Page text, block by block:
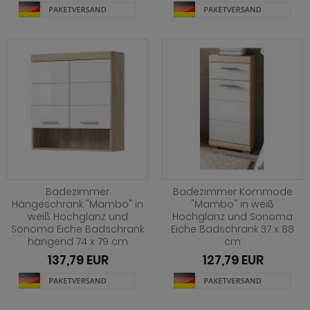
Badezimmer
Hängeschrank "Mambo" in
weiß Hochglanz und
Sonoma Eiche Badschrank
hängend 74 x 79 cm
137,79 EUR
Badezimmer Kommode
"Mambo" in weiß
Hochglanz und Sonoma
Eiche Badschrank 37 x 88
cm
127,79 EUR
Jardins
Kiruma
Ladis
Livorno
Louna
Lundby
Luzern
Stove weiß Pinie
Tomaso
Vektor
Ladis
Lille
Linea
Louna
Lundby
Madea
Madem